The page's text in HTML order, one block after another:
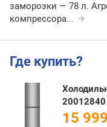
заморозки — 78 л.
компрессора...
Где купить?
20012840
15 999